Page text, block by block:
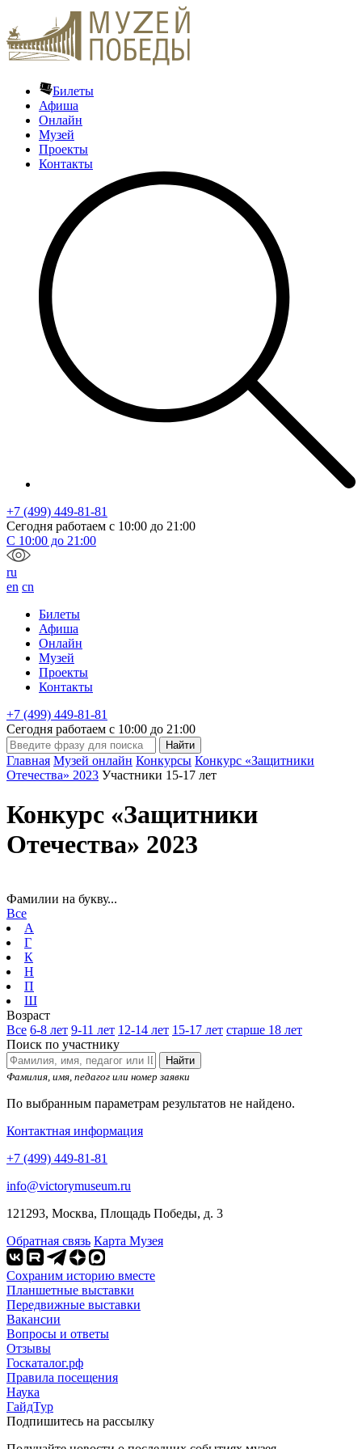
Билеты
Афиша
Онлайн
Музей
Проекты
Контакты
+7 (499) 449-81-81
Сегодня работаем с 10:00 до 21:00
С 10:00 до 21:00
ru
en cn
Билеты
Афиша
Онлайн
Музей
Проекты
Контакты
+7 (499) 449-81-81
Сегодня работаем с 10:00 до 21:00
Главная Музей онлайн Конкурсы Конкурс «Защитники
Отечества» 2023 Участники 15-17 лет
Конкурс «Защитники
Отечества» 2023
Фамилии на букву...
Все
А
Г
К
Н
П
Ш
Возраст
Все 6-8 лет 9-11 лет 12-14 лет 15-17 лет старше 18 лет
Поиск по участнику
Найти
Фамилия, имя, педагог или номер заявки
По выбранным параметрам результатов не найдено.
Контактная информация
+7 (499) 449-81-81
info@victorymuseum.ru
121293, Москва, Площадь Победы, д. 3
Обратная связь Карта Музея
Сохраним историю вместе
Планшетные выставки
Передвижные выставки
Вакансии
Вопросы и ответы
Отзывы
Госкаталог.рф
Правила посещения
Наука
ГайдТур
Подпишитесь на рассылку